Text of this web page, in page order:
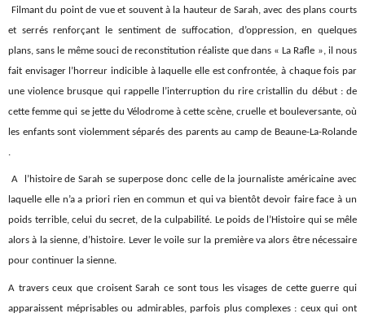
Filmant du point de vue et souvent à la hauteur de Sarah, avec des plans courts
et serrés renforçant le sentiment de suffocation, d’oppression, en quelques
plans, sans le même souci de reconstitution réaliste que dans « La Rafle », il nous
fait envisager l’horreur indicible à laquelle elle est confrontée, à chaque fois par
une violence brusque qui rappelle l’interruption du rire cristallin du début : de
cette femme qui se jette du Vélodrome à cette scène, cruelle et bouleversante, où
les enfants sont violemment séparés des parents au camp de Beaune-La-Rolande
.
A l’histoire de Sarah se superpose donc celle de la journaliste américaine avec
laquelle elle n’a a priori rien en commun et qui va bientôt devoir faire face à un
poids terrible, celui du secret, de la culpabilité. Le poids de l’Histoire qui se mêle
alors à la sienne, d’histoire. Lever le voile sur la première va alors être nécessaire
pour continuer la sienne.
A travers ceux que croisent Sarah ce sont tous les visages de cette guerre qui
apparaissent méprisables ou admirables, parfois plus complexes : ceux qui ont